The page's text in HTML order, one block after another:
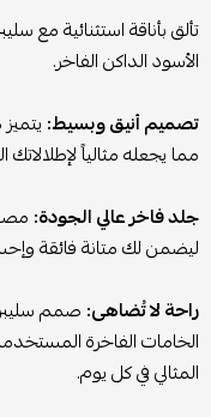
تألق بأناقة استثنائية مع
الأسود الداكن الفاخر.
تصميم أنيق وبسيط:
مما يجعله مثالياً
جلد فاخر عالي الجودة:
ليضمن لك متانة فائقة
راحة لا تُضاهى: صمم
الخامات الفاخرة
المثالي في كل يوم.